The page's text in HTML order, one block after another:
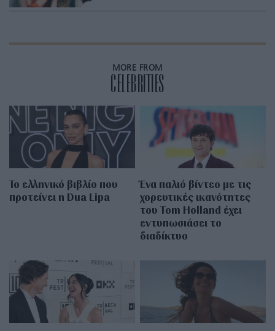
MORE FROM
CELEBRITIES
Το ελληνικό βιβλίο που
προτείνει η Dua Lipa
Ένα παλιό βίντεο με τις
χορευτικές ικανότητες
του Tom Holland έχει
εντυπωσιάσει το
διαδίκτυο